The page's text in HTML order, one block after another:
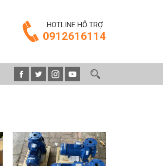
HOTLINE HỖ TRỢ
0912616114